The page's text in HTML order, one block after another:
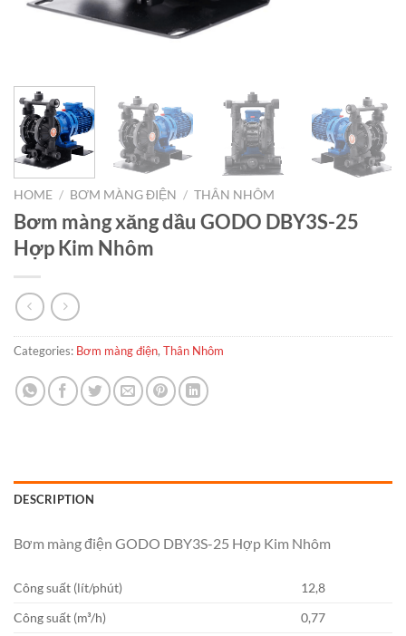
HOME / BƠM MÀNG ĐIỆN / THÂN NHÔM
Bơm màng xăng dầu GODO DBY3S-25
Hợp Kim Nhôm
Categories: Bơm màng điện, Thân Nhôm
DESCRIPTION
Bơm màng điện GODO DBY3S-25 Hợp Kim Nhôm
Công suất (lít/phút)
12,8
Công suất (m³/h)
0,77